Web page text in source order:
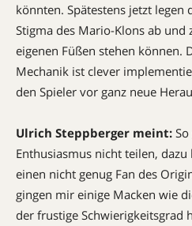
könnten. Spätestens jetzt legen
Stigma des Mario-Klons ab und
eigenen Füßen stehen können.
Mechanik ist clever
den Spieler vor ganz neue
Ulrich Steppberger meint:
Enthusiasmus nicht teilen,
einen nicht genug Fan des
gingen mir einige Macken wie
der frustige Schwierigkeitsgrad